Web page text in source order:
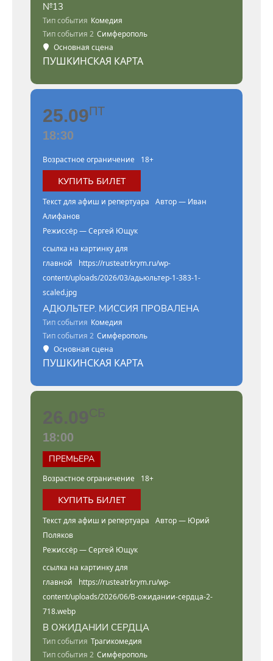
№13
Тип события Комедия
Тип события 2 Симферополь
Основная сцена
ПУШКИНСКАЯ КАРТА
25.09ПТ
18:30
Возрастное ограничение 18+
КУПИТЬ БИЛЕТ
Текст для афиш и репертуара
Автор — Иван
Алифанов
Режиссёр — Сергей Ющук
ссылка на картинку для
главной
https://rusteatrkrym.ru/wp-
content/uploads/2026/03/адьюльтер-1-383-1-
scaled.jpg
АДЮЛЬТЕР. МИССИЯ ПРОВАЛЕНА
Тип события Комедия
Тип события 2 Симферополь
Основная сцена
ПУШКИНСКАЯ КАРТА
26.09СБ
18:00
ПРЕМЬЕРА
Возрастное ограничение 18+
КУПИТЬ БИЛЕТ
Текст для афиш и репертуара
Автор — Юрий
Поляков
Режиссёр — Сергей Ющук
ссылка на картинку для
главной
https://rusteatrkrym.ru/wp-
content/uploads/2026/06/В-ожидании-сердца-2-
718.webp
В ОЖИДАНИИ СЕРДЦА
Тип события Трагикомедия
Тип события 2 Симферополь